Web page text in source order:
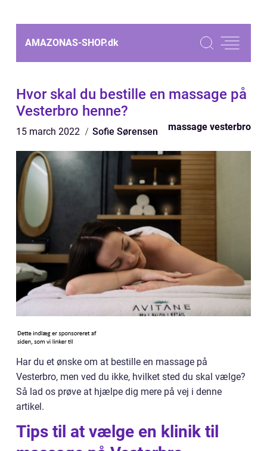
AMAZONAS-SHOP.dk
Hvor skal du bestille en massage på
Vesterbro henne?
15 march 2022 Sofie Sørensen massage vesterbro
Har du et ønske om at bestille en massage på
Vesterbro, men ved du ikke, hvilket sted du skal vælge?
Så lad os prøve at hjælpe dig mere på vej i denne
artikel.
Tips til at vælge en klinik til